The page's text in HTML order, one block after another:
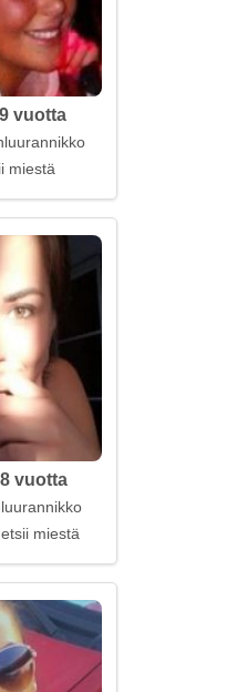
vuotta
miestä
vuotta
miestä